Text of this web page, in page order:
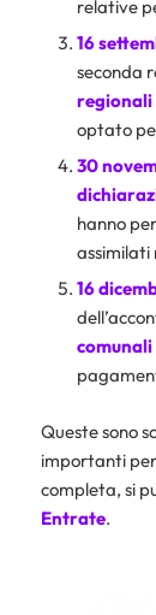
relative
16
seconda
regionali
optato
30
hanno
assimilati
16
comunali
Queste sono
importanti
completa, si
Entrate.